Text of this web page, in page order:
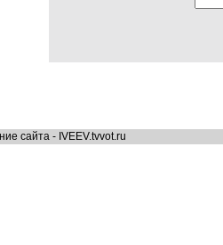
сайта - IVEEV.tvvot.ru